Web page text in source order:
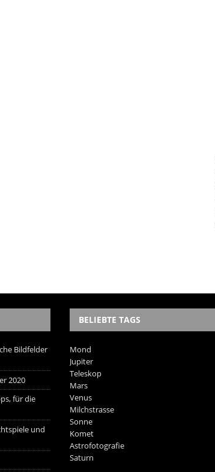
Bildfelder
2020
für die
und
BELIEBTE TAGS
Mond
Jupiter
Teleskop
Mars
Venus
Milchstrasse
Sonne
Komet
Astrofotografie
Saturn